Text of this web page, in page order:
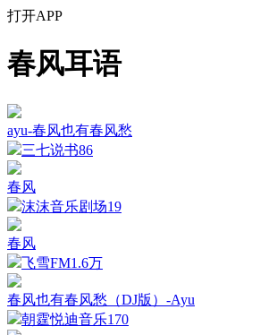
打开APP
春风耳语
ayu-春风也有春风愁
三七说书86
春风
沫沫音乐剧场19
春风
飞雪FM1.6万
春风也有春风愁（DJ版）-Ayu
朝霆悦迪音乐170